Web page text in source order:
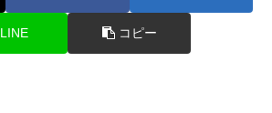
LINE コピー